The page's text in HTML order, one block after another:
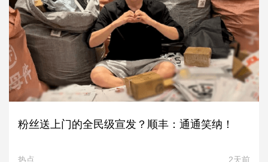
粉丝送上门的全民级宣发？顺丰：通通笑纳！
热点 2天前